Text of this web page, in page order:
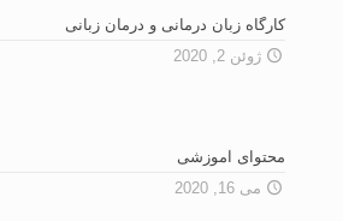
کارگاه زبان درمانی و درمان زبانی
ژوئن 2, 2020
محتوای آموزشی
می 16, 2020